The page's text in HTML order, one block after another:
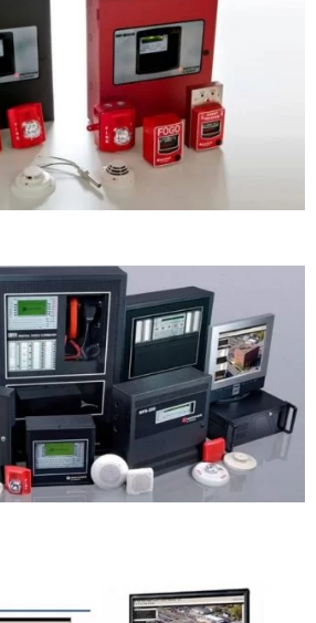
e Alarme de Incêndio
Convencionais
e Alarme de Incêndio
Endereçável